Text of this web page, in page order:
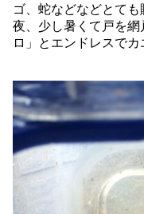
ゴ、蛇などなどとても
夜、少し暑くて戸を
ロ」とエンドレスでカ